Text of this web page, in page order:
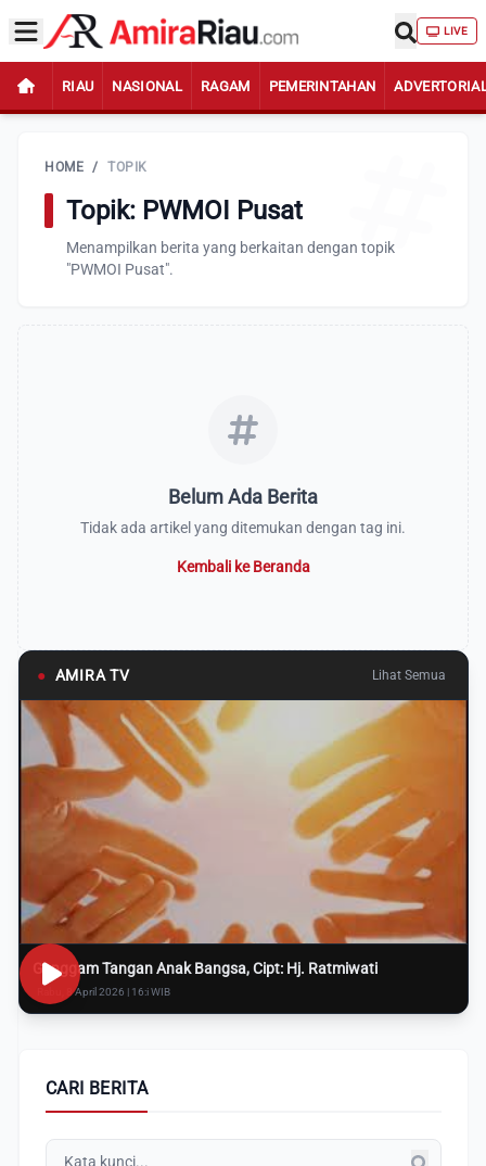
LIVE
RIAU NASIONAL RAGAM PEMERINTAHAN
HOME / TOPIK
Topik: PWMOI Pusat
Menampilkan berita yang berkaitan dengan topik
"PWMOI Pusat".
Belum Ada Berita
Tidak ada artikel yang ditemukan dengan tag ini.
Kembali ke Beranda
● AMIRA TV Lihat Semua
Genggam Tangan Anak Bangsa, Cipt: Hj. Ratmiwati
Rabu, 8 April 2026 | 16:i WIB
CARI BERITA